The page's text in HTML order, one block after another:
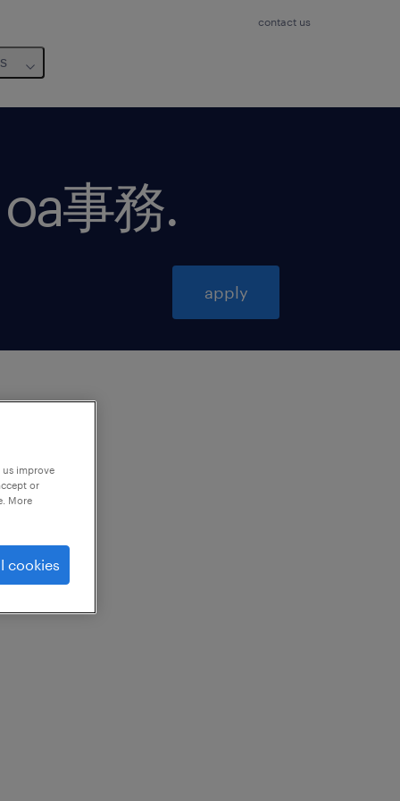
contact us
事務.
apply
improve
or
More
cookies